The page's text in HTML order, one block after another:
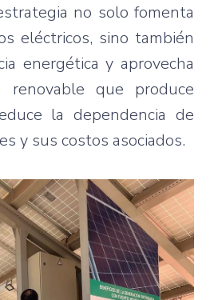
no solo fomenta
eléctricos, sino también
energética y aprovecha
que produce
la dependencia de
y sus costos asociados.